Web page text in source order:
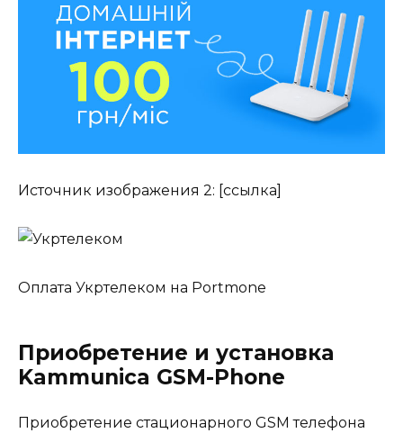
Источник изображения 2: [ссылка]
Оплата Укртелеком на Portmone
Приобретение и установка
Kammunica GSM-Phone
Приобретение стационарного GSM телефона